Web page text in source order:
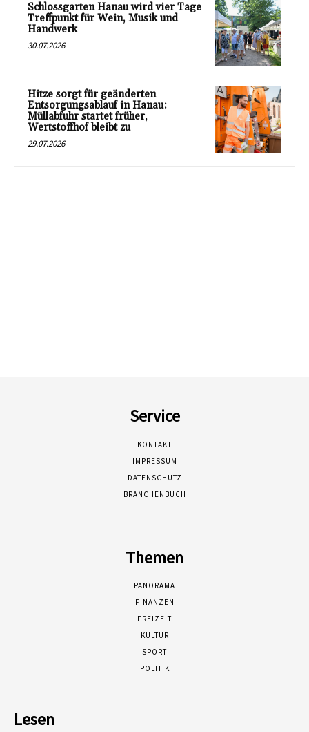
Schlossgarten Hanau wird vier Tage
Treffpunkt für Wein, Musik und
Handwerk
30.07.2026
Hitze sorgt für geänderten
Entsorgungsablauf in Hanau:
Müllabfuhr startet früher,
Wertstoffhof bleibt zu
29.07.2026
Service
KONTAKT
IMPRESSUM
DATENSCHUTZ
BRANCHENBUCH
Themen
PANORAMA
FINANZEN
FREIZEIT
KULTUR
SPORT
POLITIK
Lesen